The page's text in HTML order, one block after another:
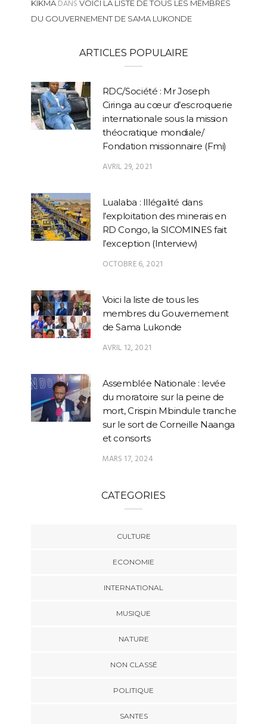
KIKMADANS VOICI LA LISTE DE TOUS LES MEMBRES
DU GOUVERNEMENT DE SAMA LUKONDE
ARTICLES POPULAIRE
RDC/Société : Mr Joseph
Ciringa au cœur d’escroquerie
internationale sous la mission
théocratique mondiale/
Fondation missionnaire (Fmi)
AVRIL 29, 2021
Lualaba : Illégalité dans
l’exploitation des minerais en
RD Congo, la SICOMINES fait
l’exception (Interview)
OCTOBRE 6, 2021
Voici la liste de tous les
membres du Gouvernement
de Sama Lukonde
AVRIL 12, 2021
Assemblée Nationale : levée
du moratoire sur la peine de
mort, Crispin Mbindule tranche
sur le sort de Corneille Naanga
et consorts
MARS 17, 2024
CATEGORIES
CULTURE
ECONOMIE
INTERNATIONAL
MUSIQUE
NATURE
NON CLASSÉ
POLITIQUE
SANTES